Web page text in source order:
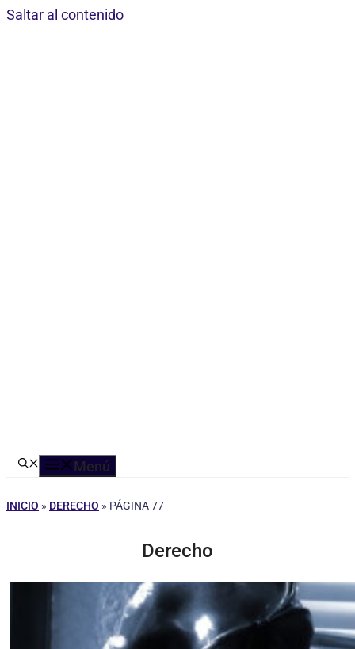
Saltar al contenido
Menú
INICIO » DERECHO » PÁGINA 77
Derecho